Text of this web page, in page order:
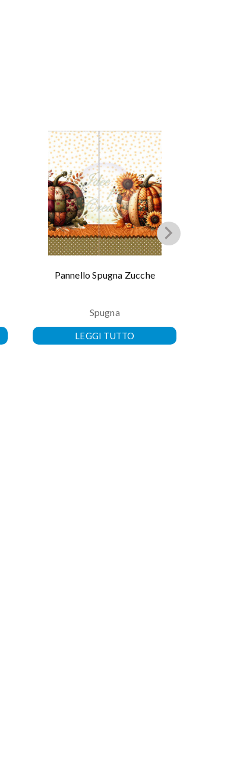
Pannello Spugna Zucche
Spugna
LEGGI TUTTO